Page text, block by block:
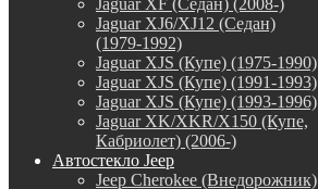
Jaguar XJ6/XJ12 (Седан)
(1979-1992)
Jaguar XJS (Купе) (1975-1990)
Jaguar XJS (Купе) (1991-1993)
Jaguar XJS (Купе) (1993-1996)
Jaguar XK/XKR/X150 (Купе,
Кабриолет) (2006-)
Автостекло Jeep
Jeep Cherokee (Внедорожник)